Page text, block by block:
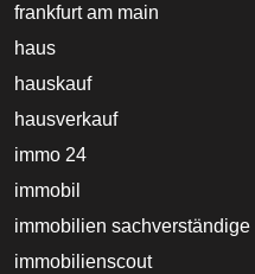
frankfurt am main
haus
hauskauf
hausverkauf
immo 24
immobil
immobilien sachverständige
immobilienscout